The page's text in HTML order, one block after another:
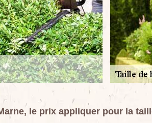
le prix appliquer pour la